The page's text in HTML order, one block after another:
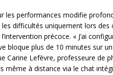
les performances modifie
les difficultés uniquement lors
précoce. « J’ai
bloque plus de 10 minutes sur
Carine Lefèvre, professeure de
même à distance via le chat